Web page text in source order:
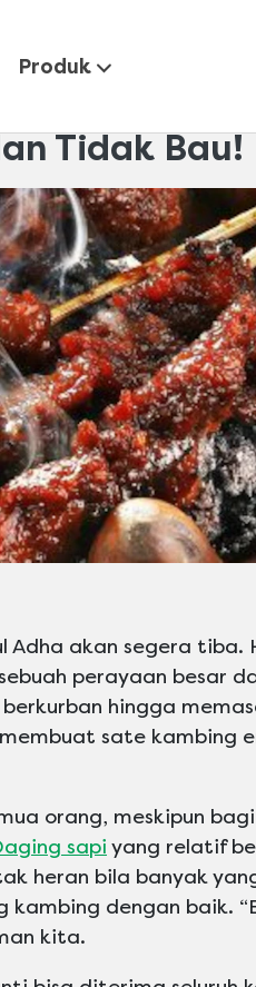
Produk
Tidak Bau!
akan segera tiba.
perayaan besar
hingga
sate kambing
orang, meskipun
sapi yang relatif
heran bila banyak
dengan baik.
kita.